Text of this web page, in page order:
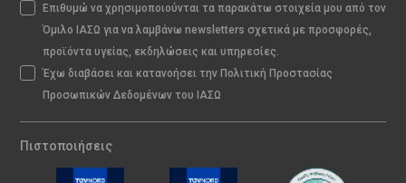
Επιθυμώ να χρησιμοποιούνται τα παρακάτω στοιχεία μου από τον
Όμιλο ΙΑΣΩ για να λαμβάνω newsletters σχετικά με προσφορές,
προϊόντα υγείας, εκδηλώσεις και υπηρεσίες.
Έχω διαβάσει και κατανοήσει την Πολιτική Προστασίας
Προσωπικών Δεδομένων του ΙΑΣΩ
Πιστοποιήσεις